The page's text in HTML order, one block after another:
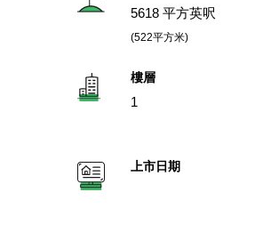
5618 平方英呎
(522平方米)
樓層
1
上市日期